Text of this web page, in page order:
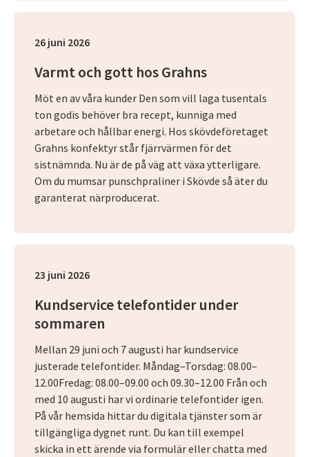
26 juni 2026
Varmt och gott hos Grahns
Möt en av våra kunder Den som vill laga tusentals
ton godis behöver bra recept, kunniga med
arbetare och hållbar energi. Hos skövdeföretaget
Grahns konfektyr står fjärrvärmen för det
sistnämnda. Nu är de på väg att växa ytterligare.
Om du mumsar punschpraliner i Skövde så äter du
garanterat närproducerat.
23 juni 2026
Kundservice telefontider under
sommaren
Mellan 29 juni och 7 augusti har kundservice
justerade telefontider. Måndag–Torsdag: 08.00–
12.00Fredag: 08.00–09.00 och 09.30–12.00 Från och
med 10 augusti har vi ordinarie telefontider igen.
På vår hemsida hittar du digitala tjänster som är
tillgängliga dygnet runt. Du kan till exempel
skicka in ett ärende via formulär eller chatta med